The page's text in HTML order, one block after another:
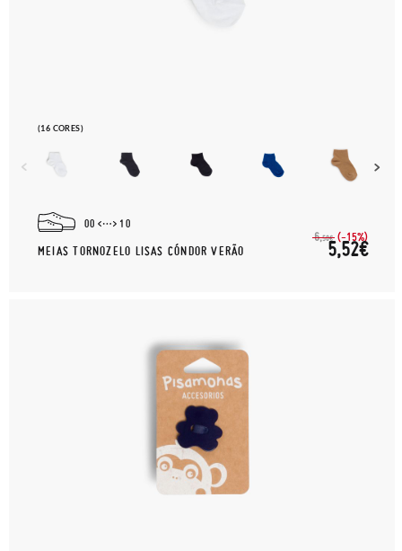
(16 CORES)
00 10
MEIAS TORNOZELO LISAS CÓNDOR VERÃO
6,50€ (-15%)
5,52€